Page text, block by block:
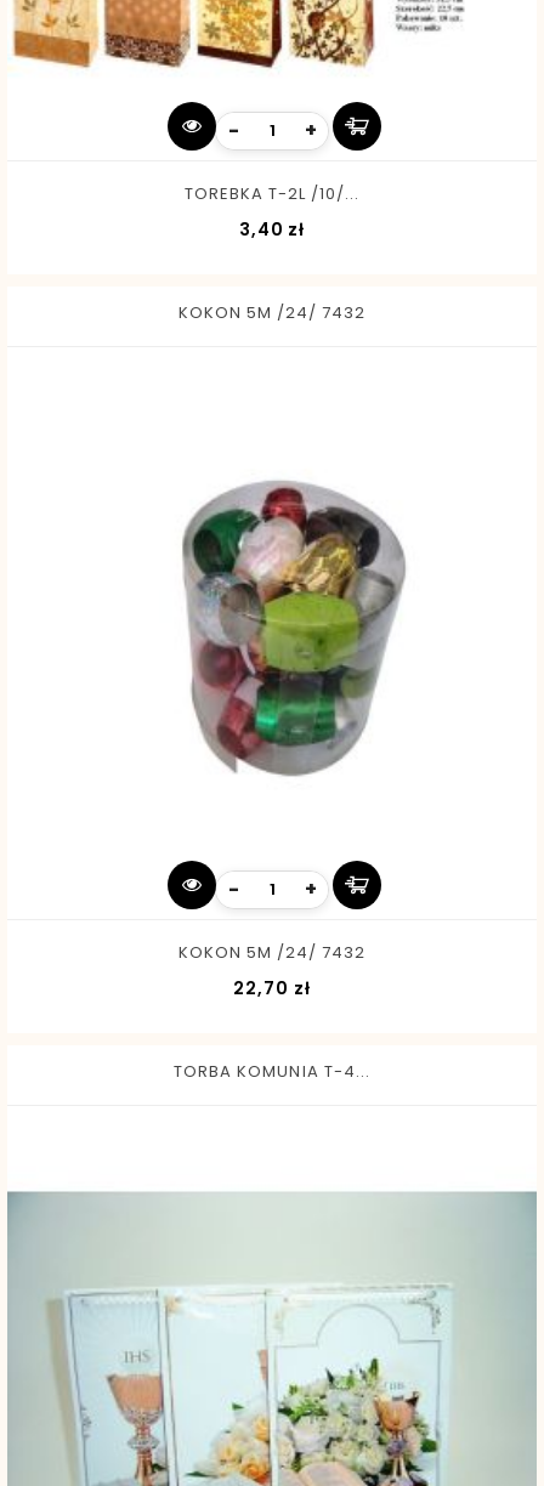
- +
TOREBKA T-2L /10/...
3,40 zł
KOKON 5M /24/ 7432
- +
KOKON 5M /24/ 7432
22,70 złCena
TORBA KOMUNIA T-4...